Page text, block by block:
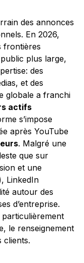
des annonces
En 2026,
frontières
plus large,
des
et des
globale a franchi
actifs
s’impose
après YouTube
. Malgré une
que sur
et une
LinkedIn
autour des
d’entreprise.
le renseignement
clients.